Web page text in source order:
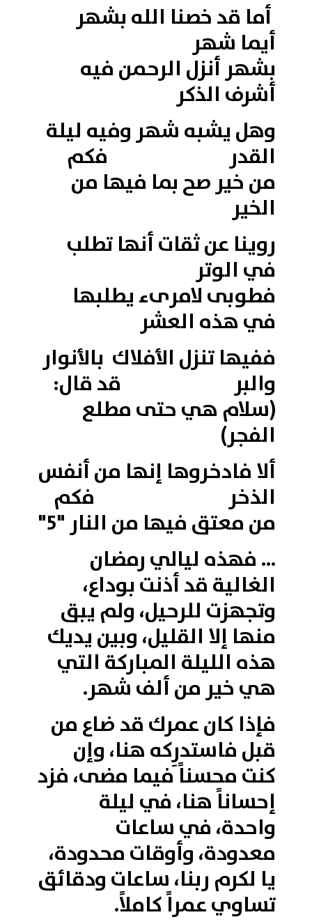
أما قد خصنا الله بشهر
أيما شهر
بشهر أنزل الرحمن فيه
أشرف الذكر
وهل يشبه شهر وفيه ليلة
القدر فكم
من خير صح بما فيها من
الخير
روينا عن ثقات أنها تطلب
في الوتر
فطوبى لامرىء يطلبها
في هذه العشر
ففيها تنزل الأفلاك بالأنوار
والبر قد قال:
(سلام هي حتى مطلع
الفجر)
ألا فادخروها إنها من أنفس
الذخر فكم
من معتق فيها من النار "5"
... فهذه ليالي رمضان
الغالية قد أذنت بوداع،
وتجهزت للرحيل، ولم يبق
منها إلا القليل، وبين يديك
هذه الليلة المباركة التي
هي خير من ألف شهر.
فإذا كان عمرك قد ضاع من
قبل فاستدرِكه هنا، وإن
كنت محسناً فيما مضى، فزد
إحساناً هنا، في ليلة
واحدة، في ساعات
معدودة، وأوقات محدودة،
يا لكرم ربنا، ساعات ودقائق
تساوي عمراً كاملاً.